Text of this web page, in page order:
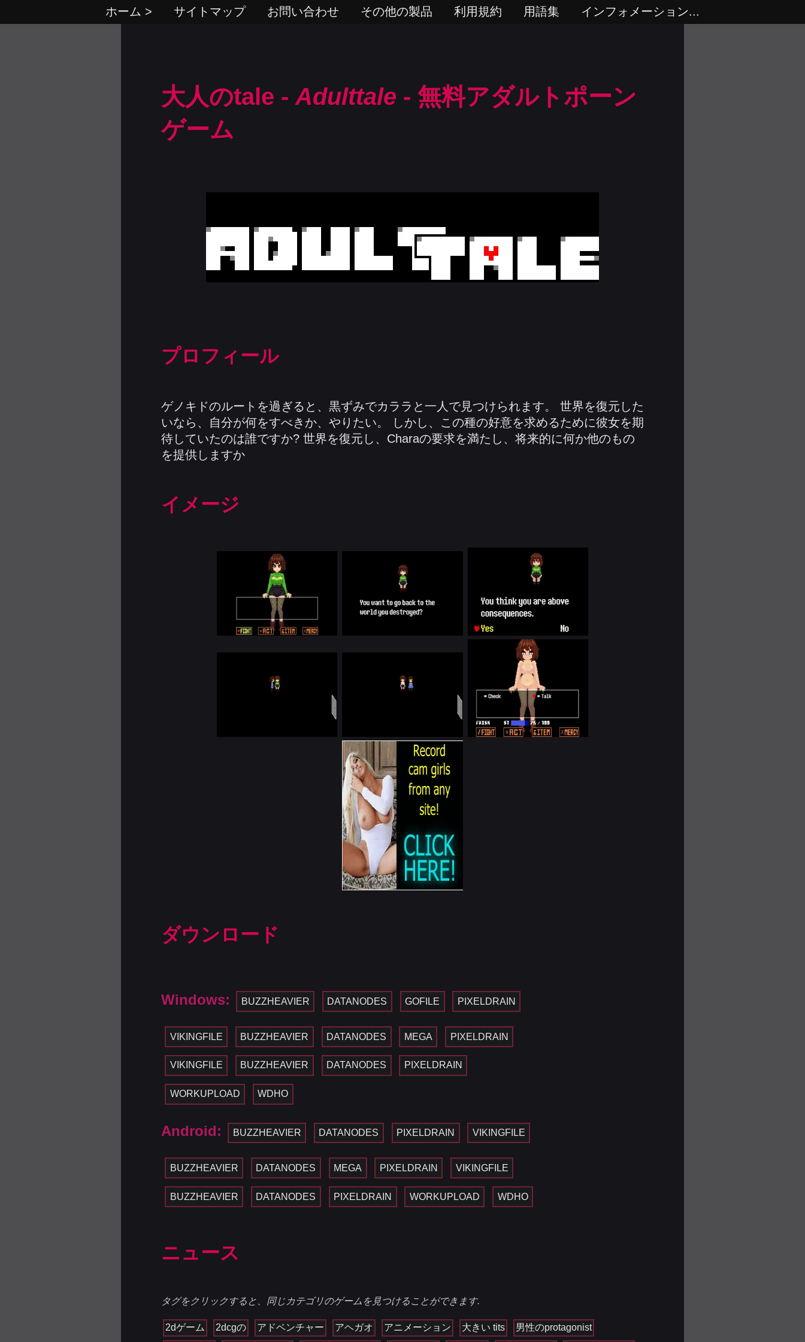
ホーム > サイトマップ お問い合わせ その他の製品 利用規約 用語集 インフォメーション...
大人のtale - Adulttale - 無料アダルトポーン
ゲーム
プロフィール
ゲノキドのルートを過ぎると、黒ずみでカララと一人で見つけられます。 世界を復元した
いなら、自分が何をすべきか、やりたい。 しかし、この種の好意を求めるために彼女を期
待していたのは誰ですか? 世界を復元し、Charaの要求を満たし、将来的に何か他のもの
を提供しますか
イメージ
ダウンロード
Windows: BUZZHEAVIER DATANODES GOFILE PIXELDRAIN
VIKINGFILE BUZZHEAVIER DATANODES MEGA PIXELDRAIN
VIKINGFILE BUZZHEAVIER DATANODES PIXELDRAIN
WORKUPLOAD WDHO
Android: BUZZHEAVIER DATANODES PIXELDRAIN VIKINGFILE
BUZZHEAVIER DATANODES MEGA PIXELDRAIN VIKINGFILE
BUZZHEAVIER DATANODES PIXELDRAIN WORKUPLOAD WDHO
ニュース
タグをクリックすると、同じカテゴリのゲームを見つけることができます.
2dゲーム 2dcgの アドベンチャー アヘガオ アニメーション 大きい tits 男性のprotagonist